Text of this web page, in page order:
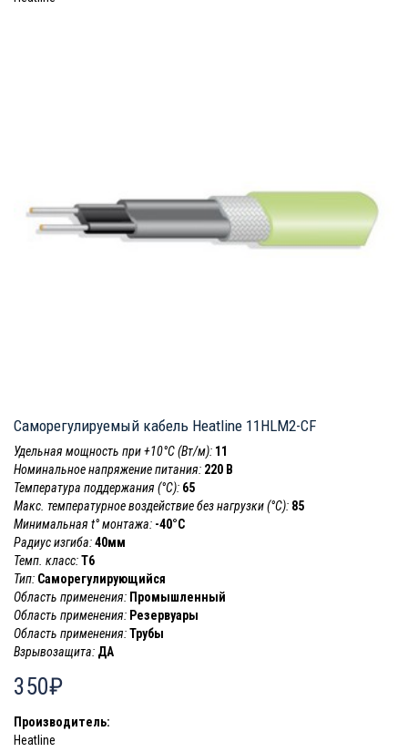
Саморегулируемый кабель Heatline 11HLM2-CF
Удельная мощность при +10°С (Вт/м): 11
Номинальное напряжение питания: 220 В
Температура поддержания (°С): 65
Макс. температурное воздействие без нагрузки (°С): 85
Минимальная t° монтажа: -40°С
Радиус изгиба:40мм
Темп. класс:T6
Тип: Саморегулирующийся
Область применения: Промышленный
Область применения: Резервуары
Область применения:Трубы
Взрывозащита: ДА
350₽
Производитель:
Heatline